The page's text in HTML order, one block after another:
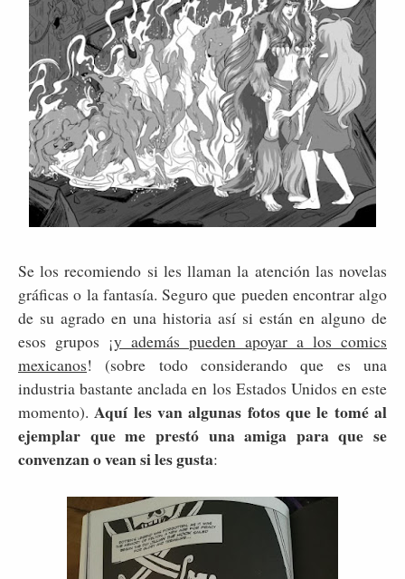
Se los recomiendo si les llaman la atención las novelas
gráficas o la fantasía. Seguro que pueden encontrar algo
de su agrado en una historia así si están en alguno de
esos grupos ¡y además pueden apoyar a los comics
mexicanos! (sobre todo considerando que es una
industria bastante anclada en los Estados Unidos en este
momento).Aquí les van algunas fotos que le tomé al
ejemplar que me prestó una amiga para que se
convenzan o vean si les gusta: